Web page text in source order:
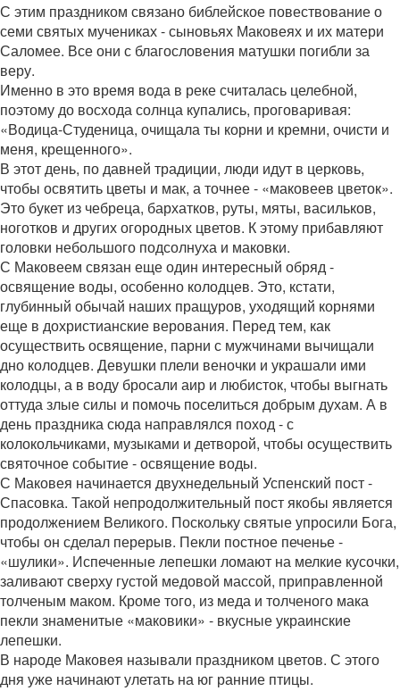
С этим праздником связано библейское повествование о
семи святых мучениках - сыновьях Маковеях и их матери
Саломее. Все они с благословения матушки погибли за
веру.
Именно в это время вода в реке считалась целебной,
поэтому до восхода солнца купались, проговаривая:
«Водица-Студеница, очищала ты корни и кремни, очисти и
меня, крещенного».
В этот день, по давней традиции, люди идут в церковь,
чтобы освятить цветы и мак, а точнее - «маковеев цветок».
Это букет из чебреца, бархатков, руты, мяты, васильков,
ноготков и других огородных цветов. К этому прибавляют
головки небольшого подсолнуха и маковки.
С Маковеем связан еще один интересный обряд -
освящение воды, особенно колодцев. Это, кстати,
глубинный обычай наших пращуров, уходящий корнями
еще в дохристианские верования. Перед тем, как
осуществить освящение, парни с мужчинами вычищали
дно колодцев. Девушки плели веночки и украшали ими
колодцы, а в воду бросали аир и любисток, чтобы выгнать
оттуда злые силы и помочь поселиться добрым духам. А в
день праздника сюда направлялся поход - с
колокольчиками, музыками и детворой, чтобы осуществить
святочное событие - освящение воды.
С Маковея начинается двухнедельный Успенский пост -
Спасовка. Такой непродолжительный пост якобы является
продолжением Великого. Поскольку святые упросили Бога,
чтобы он сделал перерыв. Пекли постное печенье -
«шулики». Испеченные лепешки ломают на мелкие кусочки,
заливают сверху густой медовой массой, приправленной
толченым маком. Кроме того, из меда и толченого мака
пекли знаменитые «маковики» - вкусные украинские
лепешки.
В народе Маковея называли праздником цветов. С этого
дня уже начинают улетать на юг ранние птицы.